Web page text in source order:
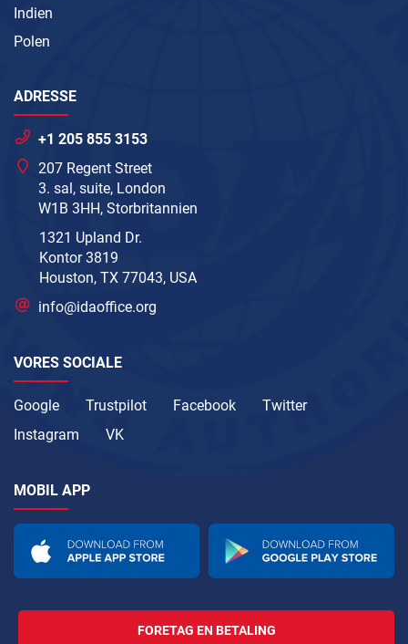
Indien
Polen
ADRESSE
+1 205 855 3153
207 Regent Street
3. sal, suite, London
W1B 3HH, Storbritannien
1321 Upland Dr.
Kontor 3819
Houston, TX 77043, USA
info@idaoffice.org
VORES SOCIALE
Google Trustpilot Facebook
Twitter
Instagram
VK
MOBIL APP
FORETAG EN BETALING